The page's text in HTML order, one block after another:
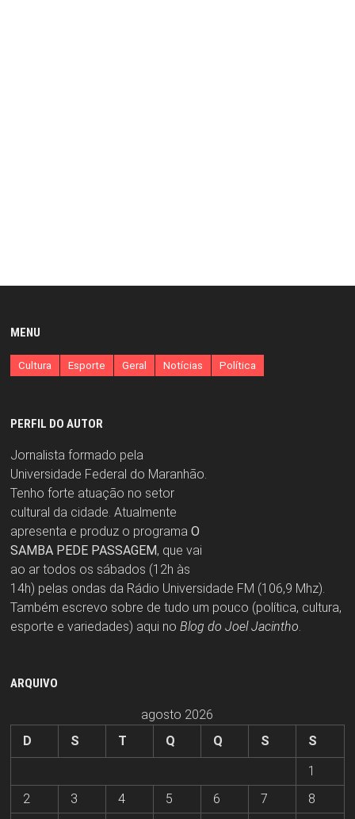
MENU
Cultura Esporte Geral Notícias Política
PERFIL DO AUTOR
Jornalista formado pela
Universidade Federal do Maranhão.
Tenho forte atuação no setor
cultural da cidade. Atualmente
apresenta e produz o programa O
SAMBA PEDE PASSAGEM, que vai
ao ar todos os sábados (12h às
14h) pelas ondas da Rádio Universidade FM (106,9 Mhz).
Também escrevo sobre de tudo um pouco (política, cultura,
esporte e variedades) aqui no Blog do Joel Jacintho.
ARQUIVO
agosto 2026
D
S T Q Q S
S
1
2
3 4 5 6 7
8